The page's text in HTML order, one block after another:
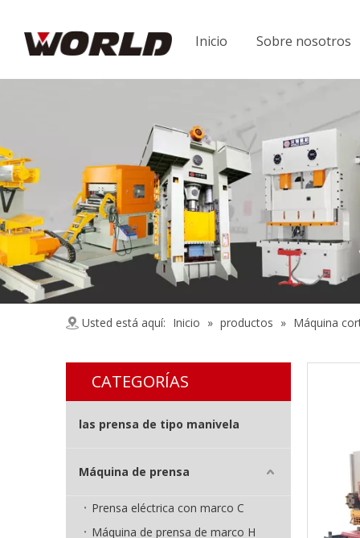
Inicio Sobre nosotros
Usted está aquí: Inicio » productos » Máquina
CATEGORÍAS
las prensa de tipo manivela
Máquina de prensa
Prensa eléctrica con marco C
Máquina de prensa de marco H